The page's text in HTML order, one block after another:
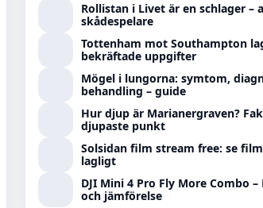
Rollistan i Livet är en schlager –
skådespelare
Tottenham mot Southampton
bekräftade uppgifter
Mögel i lungorna: symtom,
behandling – guide
Hur djup är Marianergraven?
djupaste punkt
Solsidan film stream free: se
lagligt
DJI Mini 4 Pro Fly More Combo –
och jämförelse